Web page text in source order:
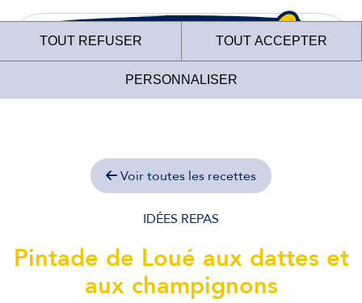
Voir toutes les recettes
IDÉES REPAS
Pintade de Loué aux dattes et
aux champignons
Le site internet des
Fermiers de Loué
utilise des cookies !
Nous utilisons des cookies pour nous assurer du bon
TOUT REFUSER TOUT ACCEPTER
PERSONNALISER